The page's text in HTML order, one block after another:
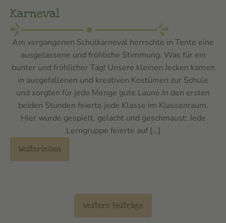
Karneval
Am vergangenen Schulkarneval herrschte in Tente eine
ausgelassene und fröhliche Stimmung. Was für ein
bunter und fröhlicher Tag! Unsere kleinen Jecken kamen
in ausgefallenen und kreativen Kostümen zur Schule
und sorgten für jede Menge gute Laune.In den ersten
beiden Stunden feierte jede Klasse im Klassenraum.
Hier wurde gespielt, gelacht und geschmaust: Jede
Lerngruppe feierte auf […]
Weiterlesen
weitere Beiträge